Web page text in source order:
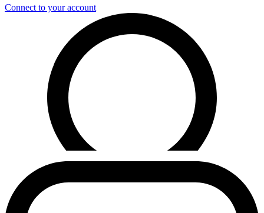
Connect to your account